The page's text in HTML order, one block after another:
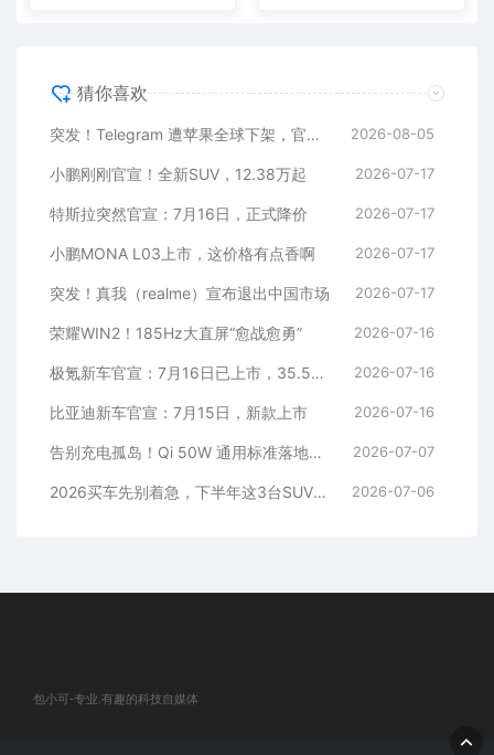
猜你喜欢
突发！Telegram 遭苹果全球下架，官方回应 2026-08-05
小鹏刚刚官宣！全新SUV，12.38万起 2026-07-17
特斯拉突然官宣：7月16日，正式降价 2026-07-17
小鹏MONA L03上市，这价格有点香啊 2026-07-17
突发！真我（realme）宣布退出中国市场 2026-07-17
荣耀WIN2！185Hz大直屏“愈战愈勇” 2026-07-16
极氪新车官宣：7月16日已上市，35.5万元起 2026-07-16
比亚迪新车官宣：7月15日，新款上市 2026-07-16
告别充电孤岛！Qi 50W 通用标准落地在即，跨品牌无线快充不再龟速发烫 2026-07-07
2026买车先别着急，下半年这3台SUV即将上市，你更期待哪款？ 2026-07-06
包小可-专业.有趣的科技自媒体